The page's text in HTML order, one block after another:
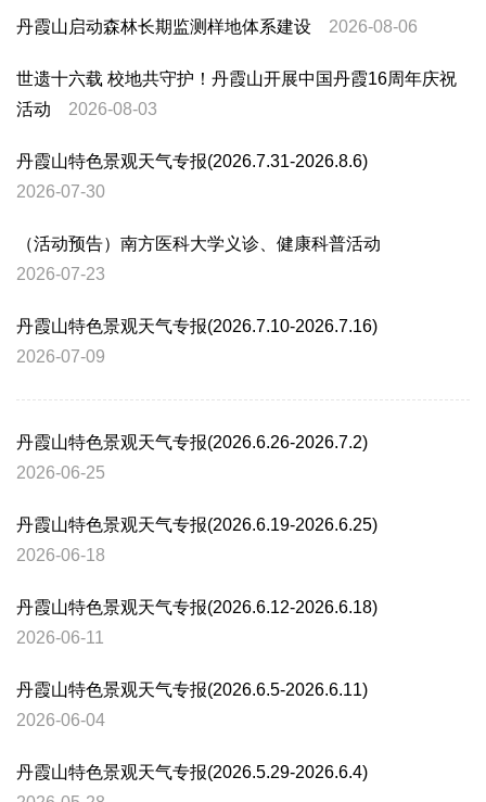
丹霞山启动森林长期监测样地体系建设 2026-08-06
世遗十六载 校地共守护！丹霞山开展中国丹霞16周年庆祝
活动
2026-08-03
丹霞山特色景观天气专报(2026.7.31-2026.8.6)
2026-07-30
（活动预告）南方医科大学义诊、健康科普活动
2026-07-23
丹霞山特色景观天气专报(2026.7.10-2026.7.16)
2026-07-09
丹霞山特色景观天气专报(2026.6.26-2026.7.2)
2026-06-25
丹霞山特色景观天气专报(2026.6.19-2026.6.25)
2026-06-18
丹霞山特色景观天气专报(2026.6.12-2026.6.18)
2026-06-11
丹霞山特色景观天气专报(2026.6.5-2026.6.11)
2026-06-04
丹霞山特色景观天气专报(2026.5.29-2026.6.4)